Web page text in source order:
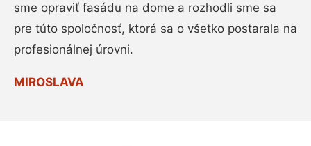
sme opraviť fasádu na dome a rozhodli sme sa
pre túto spoločnosť, ktorá sa o všetko postarala na
profesionálnej úrovni.
MIROSLAVA